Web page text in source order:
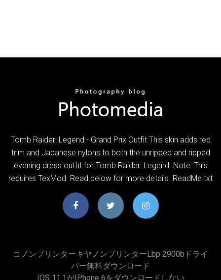
Tomb Raider: Legend - Grand Prix Outfit This skin adds red
trim and Japanese nylons to both the unripped and ripped
evening dress outfit for Tomb Raider: Legend. Note: This
requires TexMod. Read below for more details. ReadMe.txt
コノンプリンターキヤノンプリンターlbp 2900bドライ
バー無料ダウンロード
IOS 11.1がiPhone 6をダウンロードしない